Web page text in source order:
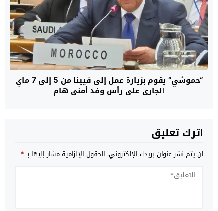
“حموشي” يقوم بزيارة عمل إلى فيينا من 5 إلى 7 ماي
الجاري على رأس وفد أمني هام
اترك تعليق
لن يتم نشر عنوان بريدك الإلكتروني. الحقول الإلزامية مشار إليها بـ*